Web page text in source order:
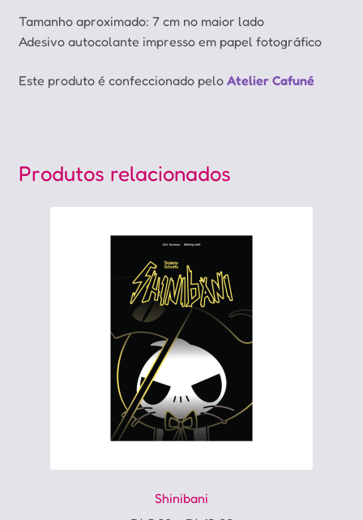
Tamanho aproximado: 7 cm no maior lado
Adesivo autocolante impresso em papel fotográfico
Este produto é confeccionado pelo Atelier Cafuné
Produtos relacionados
Shinibani